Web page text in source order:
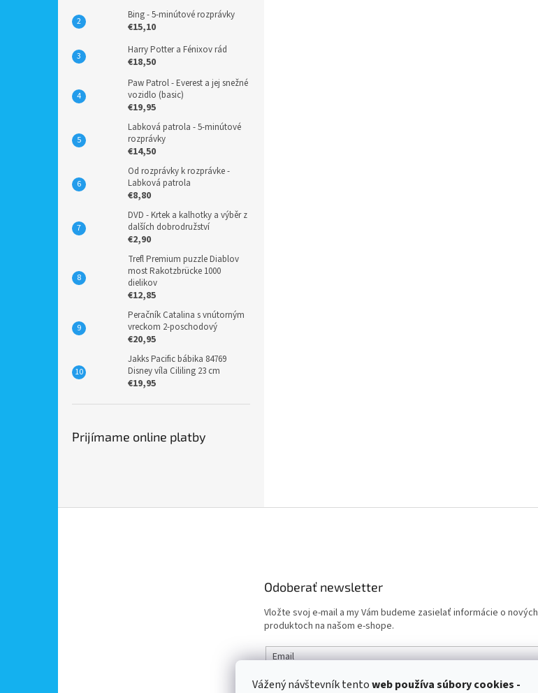
Vážený návštevník tentoweb používasúbory cookies -
Bing - 5-minútové rozprávky
€15,10
Harry Potter a Fénixov rád
€18,50
Paw Patrol - Everest a jej snežné
vozidlo (basic)
€19,95
Labková patrola - 5-minútové
rozprávky
€14,50
Od rozprávky k rozprávke -
Labková patrola
€8,80
DVD - Krtek a kalhotky a výběr z
dalších dobrodružství
€2,90
Trefl Premium puzzle Diablov
most Rakotzbrücke 1000
dielikov
€12,85
Peračník Catalina s vnútorným
vreckom 2-poschodový
€20,95
Jakks Pacific bábika 84769
Disney víla Cililing 23 cm
€19,95
Prijímame online platby
Odoberať newsletter
Vložte svoj e-mail a my Vám budeme zasielať informácie o nových
produktoch na našom e-shope.
Email
Vložením e-mailu súhlasíte spodmienkami ochrany osobných